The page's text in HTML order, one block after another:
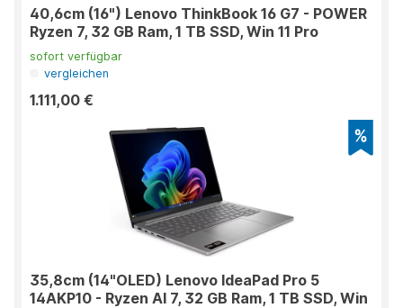
40,6cm (16") Lenovo ThinkBook 16 G7 - POWER
Ryzen 7, 32 GB Ram, 1 TB SSD, Win 11 Pro
sofort verfügbar
vergleichen
1.111,00 €
35,8cm (14"OLED) Lenovo IdeaPad Pro 5
14AKP10 - Ryzen AI 7, 32 GB Ram, 1 TB SSD, Win